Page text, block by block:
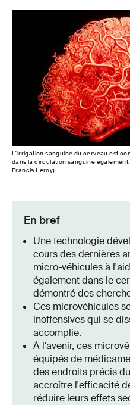
L'irrigation sanguine du cerveau est
dans la circulation sanguine
Francis Leroy)
En bref
Une technologie
cours des dernières
micro-véhicules à
également dans le
démontré des
Ces microvéhicules
inoffensives qui se
accomplie.
À l'avenir, ces
équipés de
des endroits précis
accroître l'efficacité
réduire leurs effets